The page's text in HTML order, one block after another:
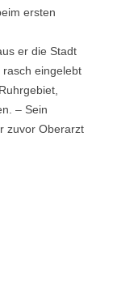
ersten
er die Stadt
eingelebt
– Sein
zuvor Oberarzt